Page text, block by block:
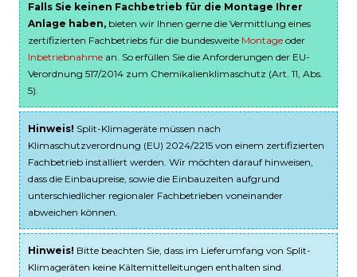
Falls Sie keinen Fachbetrieb für die Montage Ihrer
Anlage haben, bieten wir Ihnen gerne die Vermittlung eines
zertifizierten Fachbetriebs für die bundesweite Montage oder
Inbetriebnahme an. So erfüllen Sie die Anforderungen der EU-
Verordnung 517/2014 zum Chemikalienklimaschutz (Art. 11, Abs.
5).
Hinweis! Split-Klimageräte müssen nach
Klimaschutzverordnung (EU) 2024/2215 von einem zertifizierten
Fachbetrieb installiert werden. Wir möchten darauf hinweisen,
dass die Einbaupreise, sowie die Einbauzeiten aufgrund
unterschiedlicher regionaler Fachbetrieben voneinander
abweichen können.
Hinweis! Bitte beachten Sie, dass im Lieferumfang von Split-
Klimageräten keine Kältemittelleitungen enthalten sind.